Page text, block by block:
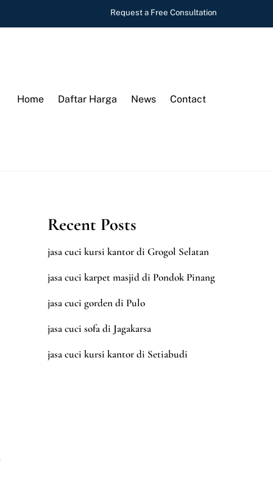
Request a Free Consultation
Home Daftar Harga News Contact
Recent Posts
jasa cuci kursi kantor di Grogol Selatan
jasa cuci karpet masjid di Pondok Pinang
jasa cuci gorden di Pulo
jasa cuci sofa di Jagakarsa
jasa cuci kursi kantor di Setiabudi